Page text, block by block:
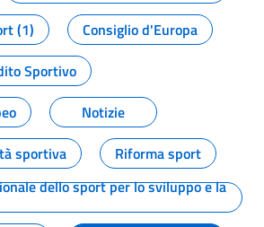
(1)
Consiglio d'Europa
Sportivo
Notizie
sportiva
Riforma sport
dello sport per lo sviluppo e la